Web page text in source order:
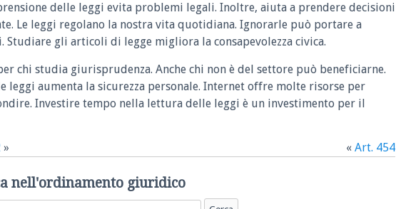
delle leggi evita problemi legali. Inoltre, aiuta a prendere decisioni
Le leggi regolano la nostra vita quotidiana. Ignorarle può portare a
Studiare gli articoli di legge migliora la consapevolezza civica.
chi studia giurisprudenza. Anche chi non è del settore può beneficiarne.
leggi aumenta la sicurezza personale. Internet offre molte risorse per
Investire tempo nella lettura delle leggi è un investimento per il
» « Art. 454
nell'ordinamento giuridico